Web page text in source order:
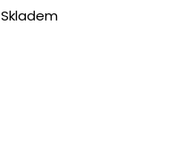
Skladem